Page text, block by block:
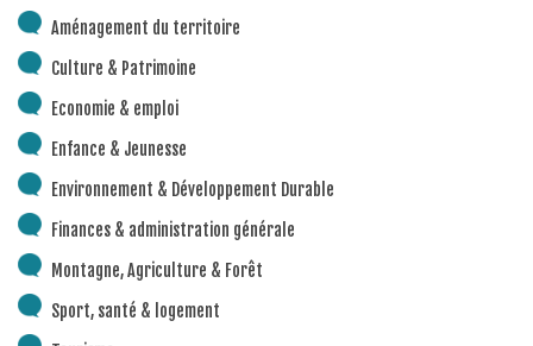
Culture, sports & loisirs
Terre de jeux 2024
Equipements et services culturels sur le territoire
Aménagement du territoire
Culture & Patrimoine
Economie & emploi
Enfance & Jeunesse
Environnement & Développement Durable
Finances & administration générale
Montagne, Agriculture & Forêt
Sport, santé & logement